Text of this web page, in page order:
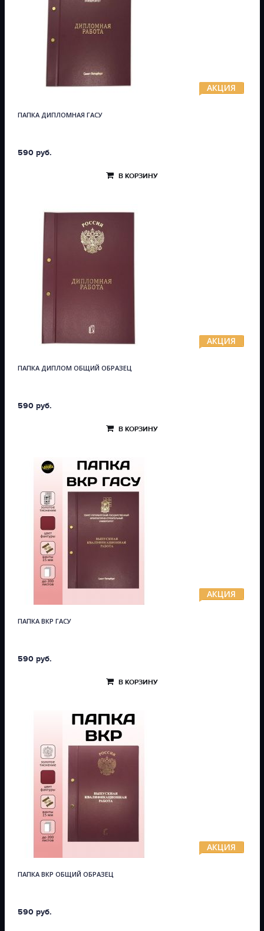
АКЦИЯ
ПАПКА ДИПЛОМНАЯ ГАСУ
590 руб.
В КОРЗИНУ
АКЦИЯ
ПАПКА ДИПЛОМ ОБЩИЙ ОБРАЗЕЦ
590 руб.
В КОРЗИНУ
АКЦИЯ
ПАПКА ВКР ГАСУ
590 руб.
В КОРЗИНУ
АКЦИЯ
ПАПКА ВКР ОБЩИЙ ОБРАЗЕЦ
590 руб.